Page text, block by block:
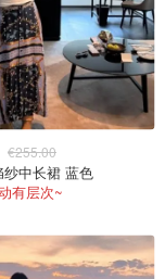
€255.00
纱中长裙 蓝色
有层次~